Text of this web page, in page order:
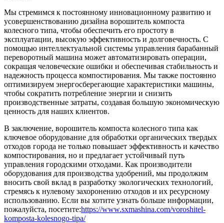
Мы стремимся к постоянному инновационному развитию и
усовершенствованию дизайна ворошитель компоста
колесного типа, чтобы обеспечить его простоту в
эксплуатации, высокую эффективность и долговечность. С
помощью интеллектуальной системы управления барабанный
переворотный машина может автоматизировать операции,
сокращая человеческие ошибки и обеспечивая стабильность и
надежность процесса компостирования. Мы также постоянно
оптимизируем энергосберегающие характеристики машины,
чтобы сократить потребление энергии и снизить
производственные затраты, создавая большую экономическую
ценность для наших клиентов.
В заключение, ворошитель компоста колесного типа как
ключевое оборудование для обработки органических твердых
отходов города не только повышает эффективность и качество
компостирования, но и предлагает устойчивый путь
управления городскими отходами. Как производители
оборудования для производства удобрений, мы продолжим
вносить свой вклад в разработку экологических технологий,
стремясь к нулевому захоронению отходов и их ресурсному
использованию. Если вы хотите узнать больше информации,
пожалуйста, посетите:https://www.sxmashina.com/voroshitel-
komposta-kolesnogo-tipa/